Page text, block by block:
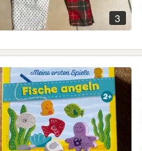
3